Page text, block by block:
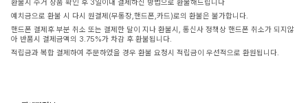
환불시 수거 상품 확인 후 3일이내 결제하신 방법으로 환불해드립니다
예치금으로 환불 시 다시 원결제(무통장,핸드폰,카드)로의 환불은 불가합니다.
핸드폰 결제후 부분 취소 또는 결제한 달이 지나 환불시, 통신사 정책상 핸드폰 취소가 되지않
아 반품시 결제금액의 3.75%가 차감 후 환불됩니다.
적립금과 복합 결제하여 주문하였을 경우 환불 요청시 적립금이 우선적으로 환원됩니다.